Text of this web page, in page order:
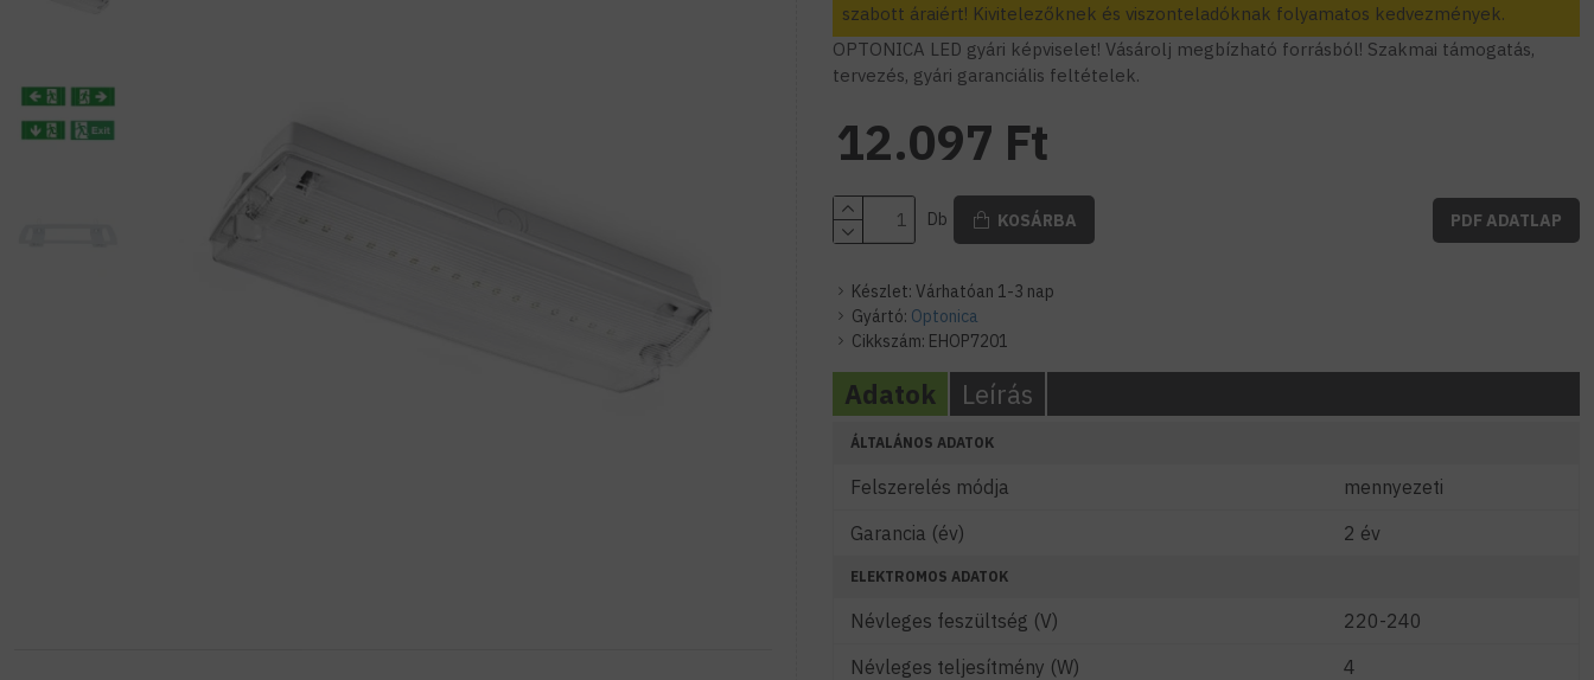
szabott áraiért! Kivitelezőknek és viszonteladóknak folyamatos kedvezmények.
OPTONICA LED gyári képviselet! Vásárolj megbízható forrásból! Szakmai támogatás,
tervezés, gyári garanciális feltételek.
Készlet: Várhatóan 1-3 nap
Gyártó: Optonica
Cikkszám: EHOP7201
12.097 Ft
Db KOSÁRBA PDF ADATLAP
Adatok Leírás
ÁLTALÁNOS ADATOK
Felszerelés módja
mennyezeti
Garancia (év)
2 év
ELEKTROMOS ADATOK
Névleges feszültség (V)
220-240
Névleges teljesítmény (W)
4